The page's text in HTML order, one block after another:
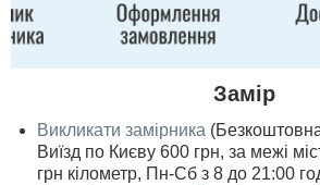
Замір
Викликати замірника
Виїзд по Києву 600 грн, за межі
грн кілометр, Пн-Сб з 8 до 21:00